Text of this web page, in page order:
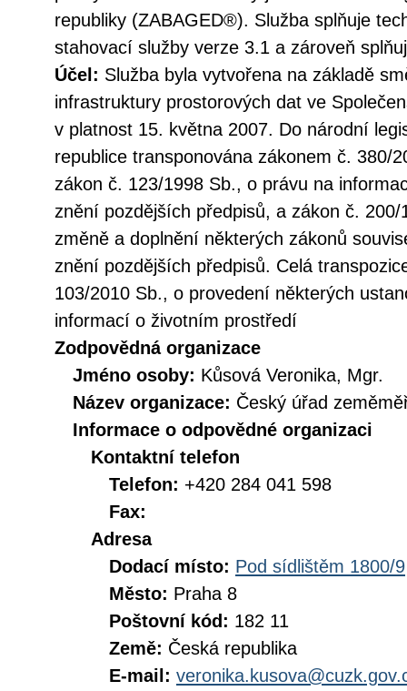
republiky (ZABAGED®). Služba splňuje
stahovací služby verze 3.1 a zároveň
Účel: Služba byla vytvořena na základě
infrastruktury prostorových dat ve
v platnost 15. května 2007. Do národní
republice transponována zákonem č. 380/
zákon č. 123/1998 Sb., o právu na
znění pozdějších předpisů, a zákon č.
změně a doplnění některých zákonů
znění pozdějších předpisů. Celá
103/2010 Sb., o provedení některých
informací o životním prostředí
Zodpovědná organizace
Jméno osoby: Kůsová Veronika, Mgr.
Název organizace: Český úřad
Informace o odpovědné organizaci
Kontaktní telefon
Telefon: +420 284 041 598
Fax:
Adresa
Dodací místo: Pod sídlištěm 1800/9
Město: Praha 8
Poštovní kód: 182 11
Země: Česká republika
E-mail: